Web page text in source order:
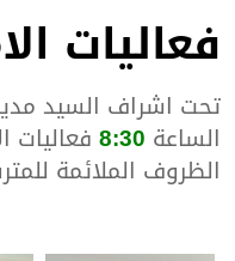
فعاليات
تحت اشراف السيد
الساعة فعاليات
الظروف الملائمة